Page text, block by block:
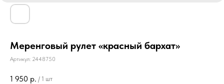
Меренговый рулет «красный бархат»
Артикул: 2448750
1 950 р. / 1 шт